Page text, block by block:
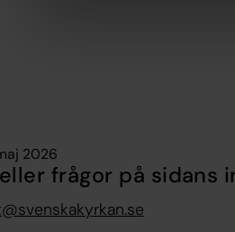
2026
frågor på sidans